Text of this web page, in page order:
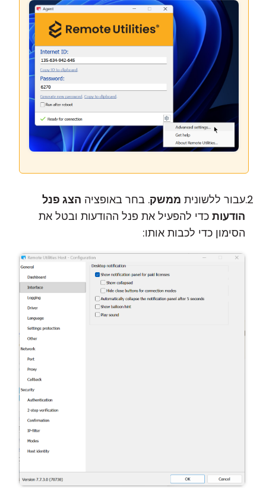
עבור ללשונית ממשק. בחר באופציה הצג פנל
הודעות כדי להפעיל את פנל ההודעות ובטל את
הסימון כדי לכבות אותו: